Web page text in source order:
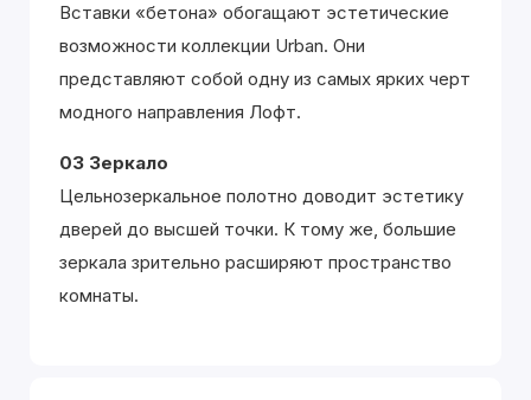
Вставки «бетона» обогащают эстетические
возможности коллекции Urban. Они
представляют собой одну из самых ярких черт
модного направления Лофт.
03 Зеркало
Цельнозеркальное полотно доводит эстетику
дверей до высшей точки. К тому же, большие
зеркала зрительно расширяют пространство
комнаты.